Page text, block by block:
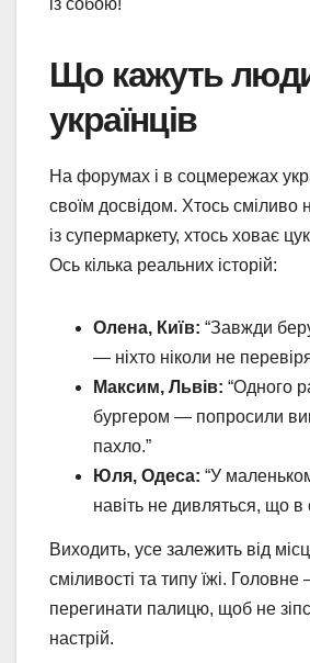
із собою!
Що кажуть
українців
На форумах і в соцмережах
своїм досвідом. Хтось сміливо
із супермаркету, хтось ховає
Ось кілька реальних історій:
Олена, Київ: “Завжди
— ніхто ніколи не
Максим, Львів: “Одного
бургером — попросили
пахло.”
Юля, Одеса: “У
навіть не дивляться, що в
Виходить, усе залежить від
сміливості та типу їжі.
перегинати палицю, щоб не
настрій.